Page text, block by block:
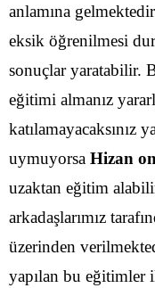
anlamına
eksik öğrenilmesi
sonuçlar yaratabilir.
eğitimi almanız
katılamayacaksınız
uymuyorsa Hizan
uzaktan eğitim
arkadaşlarımız
üzerinden
yapılan bu eğitimler